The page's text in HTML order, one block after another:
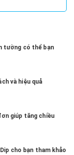
tường có thể bạn
và hiệu quả
giúp tăng chiều
cho bạn tham khảo